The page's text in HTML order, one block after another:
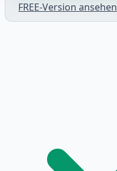
FREE-Version ansehen